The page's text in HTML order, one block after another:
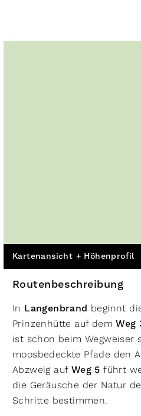
Kartenansicht + Höhenprofil
Routenbeschreibung
In Langenbrand beginnt
Prinzenhütte auf demWeg
ist schon beim Wegweiser
moosbedeckte Pfade den
Abzweig auf Weg 5 führt
die Geräusche der Natur
Schritte bestimmen.